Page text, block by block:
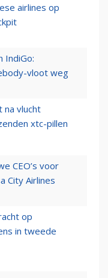
airlines op
IndiGo:
vloot weg
na vlucht
xtc-pillen
CEO’s voor
City Airlines
op
in tweede